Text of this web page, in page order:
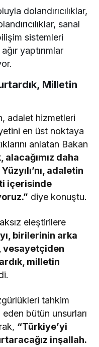
dolandırıcılıklar,
sanal
sistemleri
yaptırımlar
Milletin
adalet hizmetleri
en üst noktaya
anlatan Bakan
alacağımız daha
adaletin
içerisinde
diye konuştu.
eleştirilere
birilerinin arka
vesayetçiden
milletin
tahkim
bütün unsurları
“Türkiye’yi
inşallah.